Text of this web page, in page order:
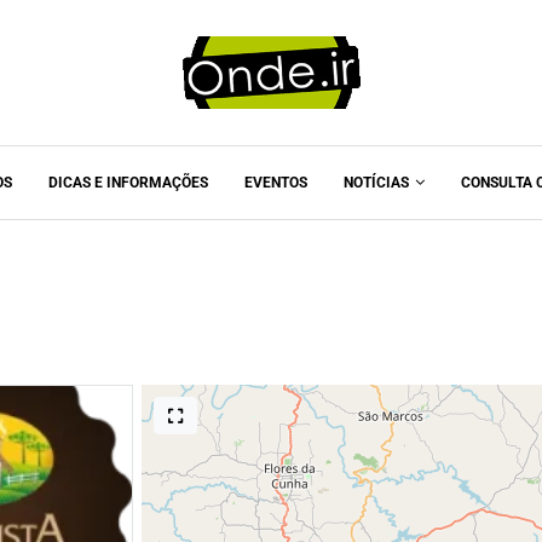
DICAS E INFORMAÇÕES EVENTOS NOTÍCIAS CONSULTA